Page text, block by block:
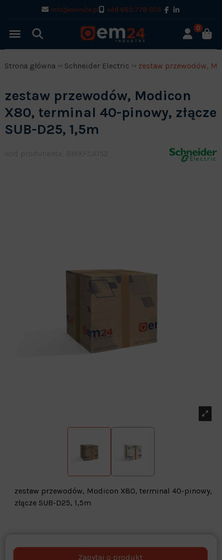
info@oem24.pl +48 683 778 005
0
Strona główna Schneider Electric zestaw przewodów,
zestaw przewodów, Modicon
X80, terminal 40-pinowy, złącze
SUB-D25, 1,5m
zestaw przewodów, Modicon X80, terminal 40-pinowy,
złącze SUB-D25, 1,5m